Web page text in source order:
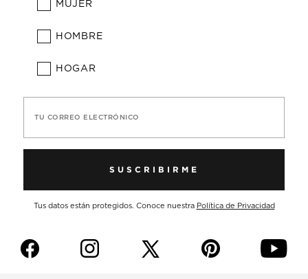
MUJER
HOMBRE
HOGAR
TU CORREO ELECTRÓNICO
SUSCRIBIRME
Tus datos están protegidos. Conoce nuestra Política de Privacidad
f i p y